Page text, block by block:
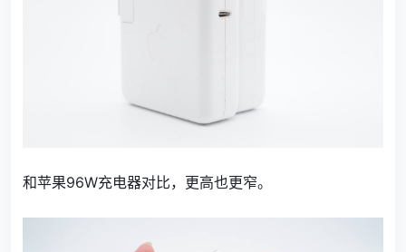
和苹果96W充电器对比，更高也更窄。